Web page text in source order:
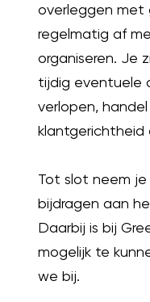
overleggen met
regelmatig af
organiseren. Je
tijdig eventuele
verlopen,
Tot slot neem
bijdragen aan
Daarbij is bij
mogelijk te
we bij.